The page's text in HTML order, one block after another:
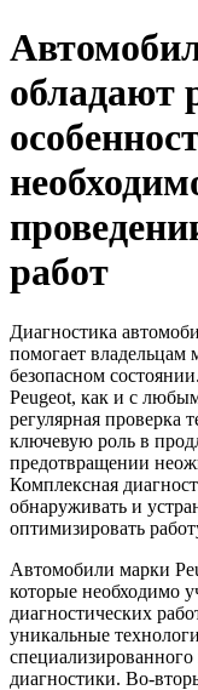
обладают
работ
Диагностика
помогает
безопасном
Peugeot, как и с
регулярная проверка
ключевую роль в
предотвращении
Комплексная
обнаруживать и
оптимизировать
Автомобили марки
которые необходимо
диагностических
уникальные
диагностики. Во-